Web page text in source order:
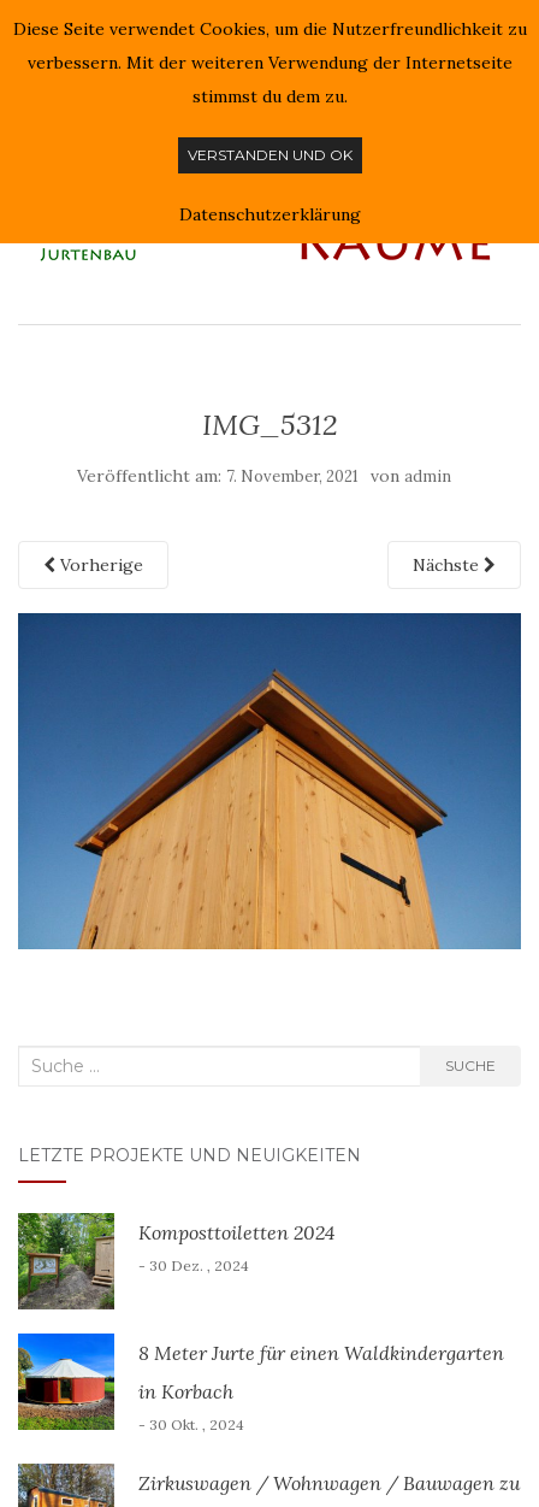
NAVIGATION EIN-/AUSSCHALTEN
IMG_5312
Veröffentlicht am: 7. November, 2021 von admin
Vorherige Nächste
Suche
SUCHE
LETZTE PROJEKTE UND NEUIGKEITEN
Komposttoiletten 2024
- 30 Dez. , 2024
8 Meter Jurte für einen Waldkindergarten
in Korbach
- 30 Okt. , 2024
Zirkuswagen / Wohnwagen / Bauwagen zu
Diese Seite verwendet Cookies, um die Nutzerfreundlichkeit zu
verbessern. Mit der weiteren Verwendung der Internetseite
stimmst du dem zu.
VERSTANDEN UND OK
Datenschutzerklärung